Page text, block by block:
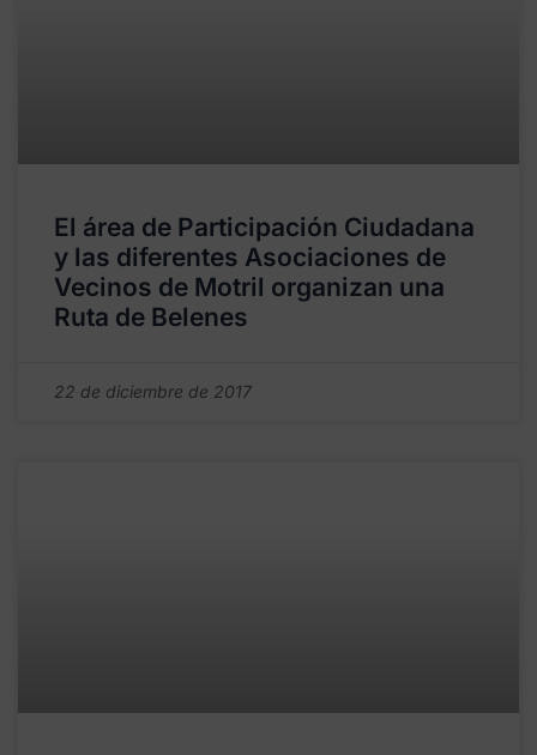
El área de Participación Ciudadana
y las diferentes Asociaciones de
Vecinos de Motril organizan una
Ruta de Belenes
22 de diciembre de 2017